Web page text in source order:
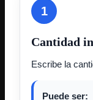
1
Cantidad
Escribe la
Puede ser: